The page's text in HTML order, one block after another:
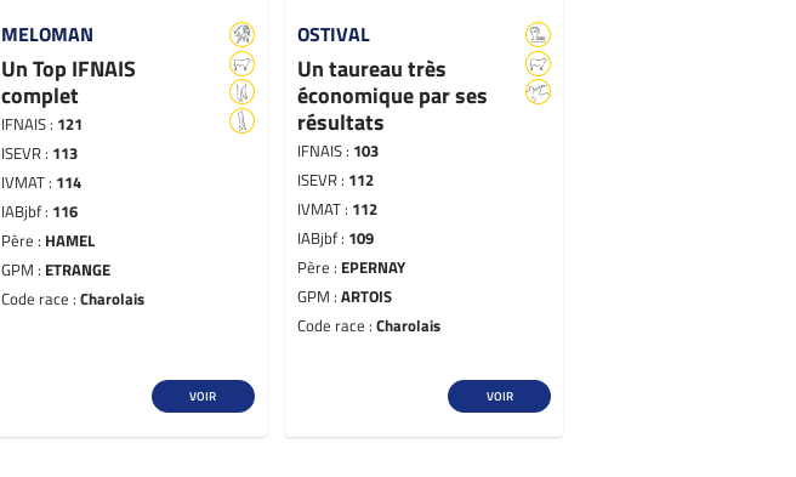
MELOMAN
Un Top IFNAIS
complet
IFNAIS : 121
ISEVR : 113
IVMAT : 114
IABjbf : 116
Père : HAMEL
GPM : ETRANGE
Code race : Charolais
VOIR
OSTIVAL
Un taureau très
économique par ses
résultats
IFNAIS : 103
ISEVR : 112
IVMAT : 112
IABjbf : 109
Père : EPERNAY
GPM : ARTOIS
Code race : Charolais
VOIR